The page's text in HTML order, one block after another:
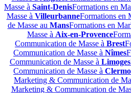
Masse à Saint-DenisFormations en
Masse à VilleurbanneFormations en
de Masse au MansFormations en
Masse à Aix-en-Provence
Communication de Masse à Brest
Communication de Masse à Nîmes
Communication de Masse à Limoges
Communication de Masse à
Marketing & Communication de
Marketing & Communication de